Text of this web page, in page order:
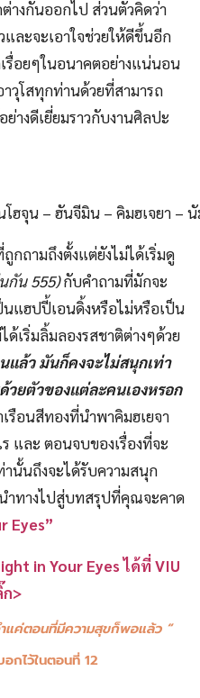
างกันออกไป ส่วนตัวคิดว่า
และจะเอาใจช่วยให้ดีขึ้นอีก
รื่อยๆในอนาคตอย่างแน่นอน
วุโสทุกท่านด้วยที่สามารถ
ย่างดีเยี่ยมราวกับงานศิลปะ
ฮจุน – ฮันจีมิน – คิมฮเจยา –
ถามถึงตั้งแต่ยังไม่ได้เริ่มดู
กัน 555)กับคำถามที่มักจะ
แฮปปี้เอนดิ้งหรือไม่หรือเป็น
ด้เริ่มลิ้มลองรสชาติต่างๆด้วย
แล้ว มันก็คงจะไม่สนุกเท่า
วยตัวของแต่ละคนเองหรอก
รือนสีทองที่นำพาคิมฮเยจา
และ ตอนจบของเรื่องที่จะ
านั้นถึงจะได้รับความสนุก
ทางไปสู่บทสรุปที่คุณจะคาด
Eyes”
in Your Eyes ได้ที่ VIU
>
ำแค่ตอนที่มีความสุขก็พอแล้ว “
กไว้ในตอนที่ 12